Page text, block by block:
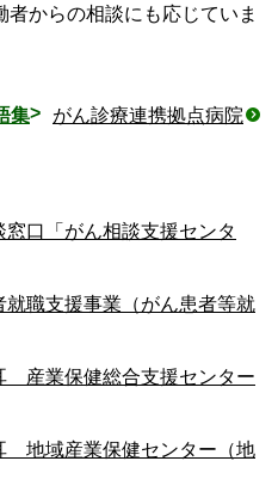
からの相談にも応じていま
集 がん診療連携拠点病院
口「がん相談支援センタ
職支援事業（がん患者等就
産業保健総合支援センター
地域産業保健センター（地